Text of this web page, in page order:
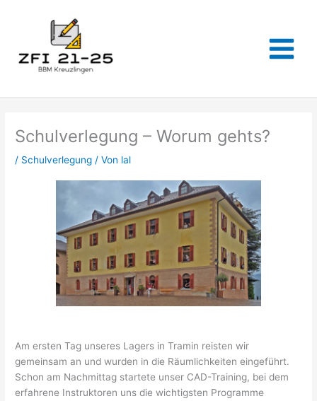
Schulverlegung – Worum gehts?
/ Schulverlegung / Von lal
Am ersten Tag unseres Lagers in Tramin reisten wir
gemeinsam an und wurden in die Räumlichkeiten eingeführt.
Schon am Nachmittag startete unser CAD-Training, bei dem
erfahrene Instruktoren uns die wichtigsten Programme